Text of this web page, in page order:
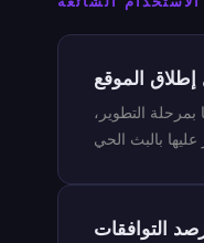
الموقع
التطوير،
التوافقات